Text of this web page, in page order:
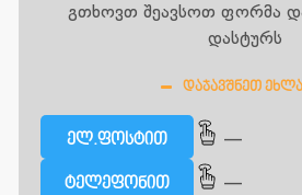
გთხოვთ შეავსოთ ფორმა
დასტურს
ᲓᲐᲯᲐᲕᲨᲜᲔᲗ
ელ.ფოსტით —
ტელეფონით —